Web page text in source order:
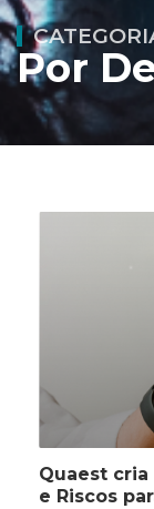
Por
Quaest
e Riscos